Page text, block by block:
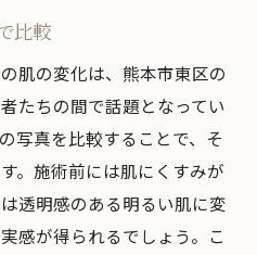
比較
肌の変化は、熊本市東区の
たちの間で話題となってい
写真を比較することで、そ
。施術前には肌にくすみが
透明感のある明るい肌に変
感が得られるでしょう。こ